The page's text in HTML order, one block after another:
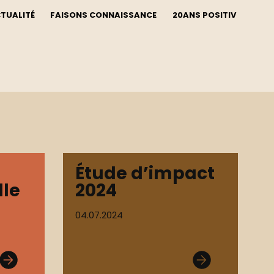
FAISONS CONNAISSANCE 20ANS POSITIV
Étude d’impact
2024
04.07.2024